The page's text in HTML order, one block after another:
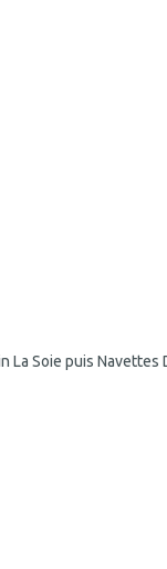
La Soie puis